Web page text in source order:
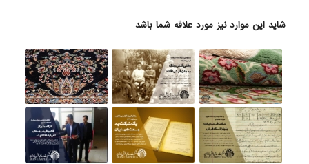
شاید این موارد نیز مورد علاقه شما باشد